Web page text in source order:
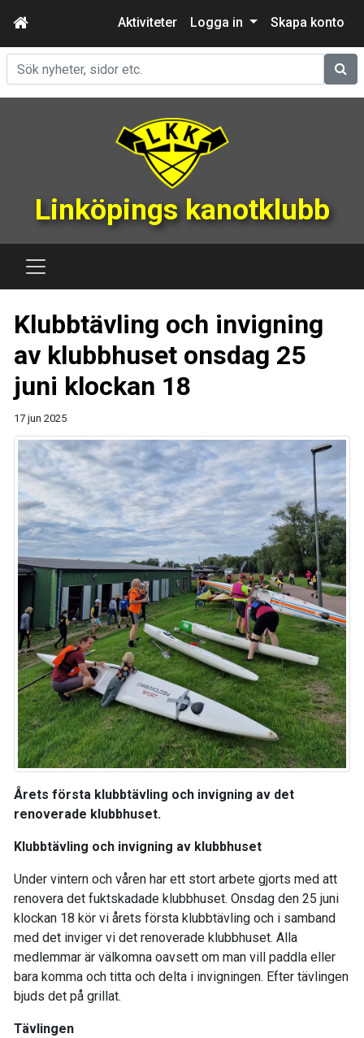
Aktiviteter Logga in Skapa konto
Sök
Linköpings kanotklubb
Klubbtävling och invigning
av klubbhuset onsdag 25
juni klockan 18
17 jun 2025
Årets första klubbtävling och invigning av det
renoverade klubbhuset.
Klubbtävling och invigning av klubbhuset
Under vintern och våren har ett stort arbete gjorts med att
renovera det fuktskadade klubbhuset. Onsdag den 25 juni
klockan 18 kör vi årets första klubbtävling och i samband
med det inviger vi det renoverade klubbhuset. Alla
medlemmar är välkomna oavsett om man vill paddla eller
bara komma och titta och delta i invigningen. Efter tävlingen
bjuds det på grillat.
Tävlingen